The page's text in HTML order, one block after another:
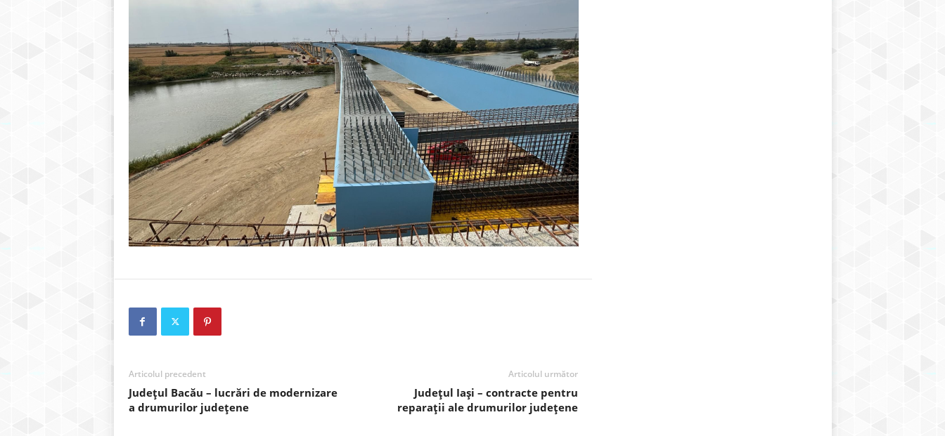
Articolul precedent
Județul Bacău – lucrări de modernizare
a drumurilor județene
Articolul următor
Județul Iași – contracte pentru
reparații ale drumurilor județene